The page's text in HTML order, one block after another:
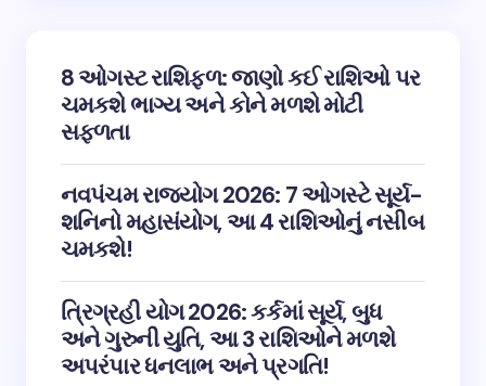
8 ઓગસ્ટ રાશિફળ: જાણો કઈ રાશિઓ પર
ચમકશે ભાગ્ય અને કોને મળશે મોટી
સફળતા
નવપંચમ રાજયોગ 2026: 7 ઓગસ્ટે સૂર્ય-
શનિનો મહાસંયોગ, આ 4 રાશિઓનું નસીબ
ચમકશે!
ત્રિગ્રહી યોગ 2026: કર્કમાં સૂર્ય, બુધ
અને ગુરુની યુતિ, આ 3 રાશિઓને મળશે
અપરંપાર ધનલાભ અને પ્રગતિ!